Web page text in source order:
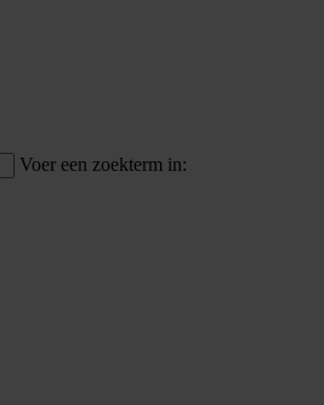
Voer een zoekterm in: